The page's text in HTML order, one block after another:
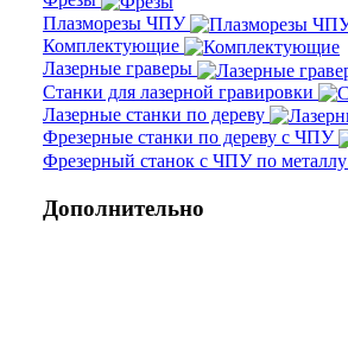
Плазморезы ЧПУ
Комплектующие
Лазерные граверы
Станки для лазерной гравировки
Лазерные станки по дереву
Фрезерные станки по дереву с ЧПУ
Фрезерный станок с ЧПУ по металлу
Дополнительно